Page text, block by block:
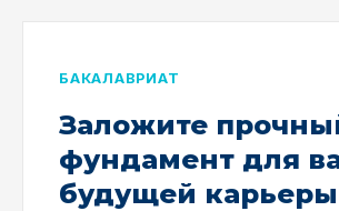
БАКАЛАВРИАТ
Заложите
фундамент для
будущей карьеры